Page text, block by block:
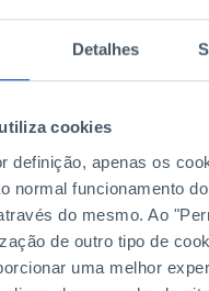
Detalhes
cookies
definição, apenas os
normal funcionamento
do mesmo. Ao
de outro tipo de
uma melhor
expressão coloque-a entre aspas